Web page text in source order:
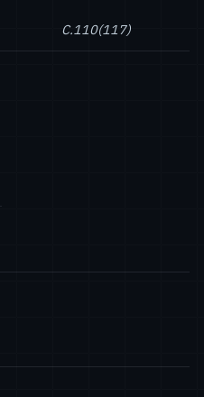
C.110(117)